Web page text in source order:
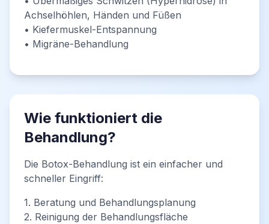
Achselhöhlen, Händen und Füßen
• Kiefermuskel-Entspannung
• Migräne-Behandlung
Wie funktioniert die
Behandlung?
Die Botox-Behandlung ist ein einfacher und
schneller Eingriff:
1. Beratung und Behandlungsplanung
2. Reinigung der Behandlungsfläche